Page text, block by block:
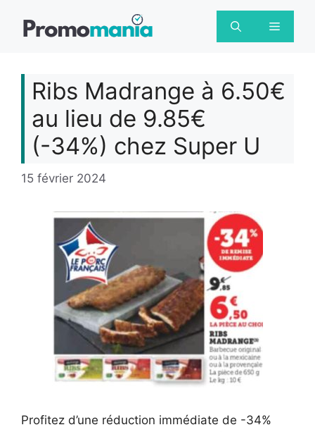
Menu
Ribs Madrange à 6.50€
au lieu de 9.85€
(-34%) chez Super U
15 février 2024
Profitez d’une réduction immédiate de -34%